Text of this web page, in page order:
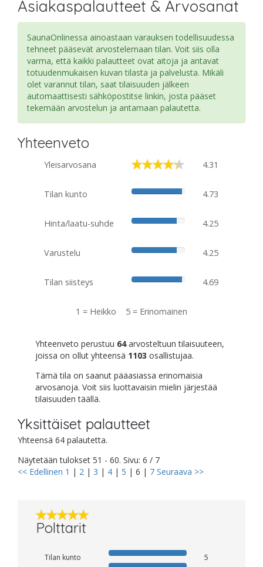
Asiakaspalautteet & Arvosanat
SaunaOnlinessa ainoastaan varauksen todellisuudessa
tehneet pääsevät arvostelemaan tilan. Voit siis olla
varma, että kaikki palautteet ovat aitoja ja antavat
totuudenmukaisen kuvan tilasta ja palvelusta. Mikäli
olet varannut tilan, saat tilaisuuden jälkeen
automaattisesti sähköpostitse linkin, josta pääset
tekemään arvostelun ja antamaan palautetta.
Yhteenveto
Yleisarvosana 4.31
Tilan kunto 4.73
Hinta/laatu-suhde 4.25
Varustelu 4.25
Tilan siisteys 4.69
1 = Heikko 5 = Erinomainen
Yhteenveto perustuu 64arvosteltuun tilaisuuteen,
joissa on ollut yhteensä 1103 osallistujaa.
Tämä tila on saanut pääasiassa erinomaisia
arvosanoja. Voit siis luottavaisin mielin järjestää
tilaisuuden täällä.
Yksittäiset palautteet
Yhteensä 64 palautetta.
Näytetään tulokset 51 - 60. Sivu: 6 / 7
<< Edellinen 1 | 2 | 3 | 4 | 5 | 6 | 7 Seuraava >>
Polttarit
Tilan kunto
5